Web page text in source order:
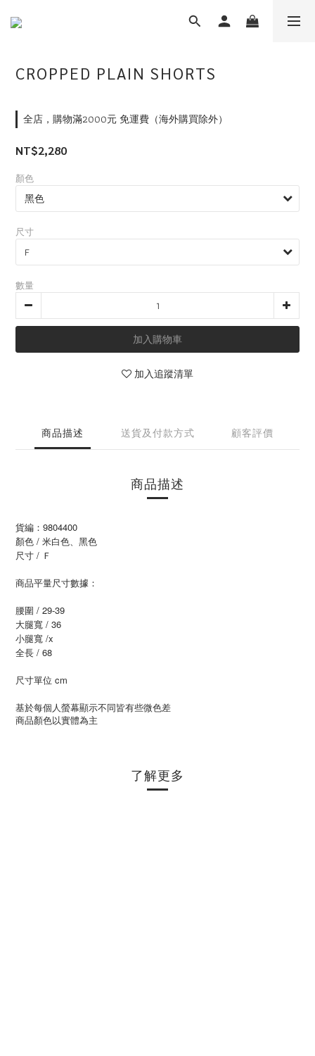
CROPPED PLAIN SHORTS
全店，購物滿2000元 免運費（海外購買除外）
NT$2,280
顏色
尺寸
數量
加入購物車
加入追蹤清單
商品描述 送貨及付款方式 顧客評價
商品描述
貨編：9804400
顏色 / 米白色、黑色
尺寸 / Ｆ
商品平量尺寸數據：
腰圍 / 29-39
大腿寬 / 36
小腿寬 /x
全長 / 68
尺寸單位 cm
基於每個人螢幕顯示不同皆有些微色差
商品顏色以實體為主
了解更多